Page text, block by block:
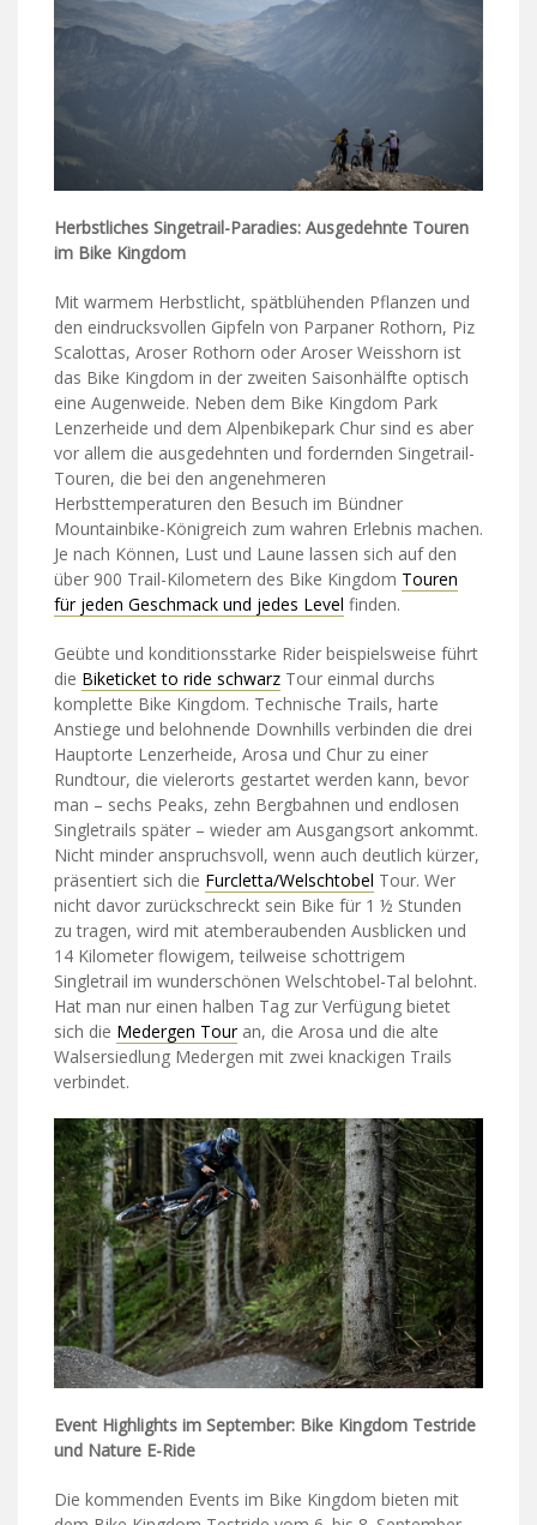
Herbstliches Singetrail-Paradies: Ausgedehnte Touren
im Bike Kingdom
Mit warmem Herbstlicht, spätblühenden Pflanzen und
den eindrucksvollen Gipfeln von Parpaner Rothorn, Piz
Scalottas, Aroser Rothorn oder Aroser Weisshorn ist
das Bike Kingdom in der zweiten Saisonhälfte optisch
eine Augenweide. Neben dem Bike Kingdom Park
Lenzerheide und dem Alpenbikepark Chur sind es aber
vor allem die ausgedehnten und fordernden Singetrail-
Touren, die bei den angenehmeren
Herbsttemperaturen den Besuch im Bündner
Mountainbike-Königreich zum wahren Erlebnis machen.
Je nach Können, Lust und Laune lassen sich auf den
über 900 Trail-Kilometern des Bike Kingdom Touren
für jeden Geschmack und jedes Level finden.
Geübte und konditionsstarke Rider beispielsweise führt
die Biketicket to ride schwarz Tour einmal durchs
komplette Bike Kingdom. Technische Trails, harte
Anstiege und belohnende Downhills verbinden die drei
Hauptorte Lenzerheide, Arosa und Chur zu einer
Rundtour, die vielerorts gestartet werden kann, bevor
man – sechs Peaks, zehn Bergbahnen und endlosen
Singletrails später – wieder am Ausgangsort ankommt.
Nicht minder anspruchsvoll, wenn auch deutlich kürzer,
präsentiert sich die Furcletta/Welschtobel Tour. Wer
nicht davor zurückschreckt sein Bike für 1 ½ Stunden
zu tragen, wird mit atemberaubenden Ausblicken und
14 Kilometer flowigem, teilweise schottrigem
Singletrail im wunderschönen Welschtobel-Tal belohnt.
Hat man nur einen halben Tag zur Verfügung bietet
sich die Medergen Touran, die Arosa und die alte
Walsersiedlung Medergen mit zwei knackigen Trails
verbindet.
Event Highlights im September: Bike Kingdom Testride
und Nature E-Ride
Die kommenden Events im Bike Kingdom bieten mit